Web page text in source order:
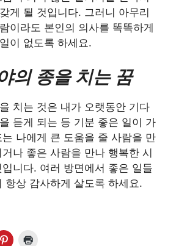
게 될 것입니다. 그러니 아무리
이라도 본인의 의사를 똑똑하게
이 없도록 하세요.
의 종을 치는 꿈
치는 것은 내가 오랫동안 기다
듣게 되는 등 기분 좋은 일이 가
나에게 큰 도움을 줄 사람을 만
나 좋은 사람을 만나 행복한 시
니다. 여러 방면에서 좋은 일들
항상 감사하게 살도록 하세요.